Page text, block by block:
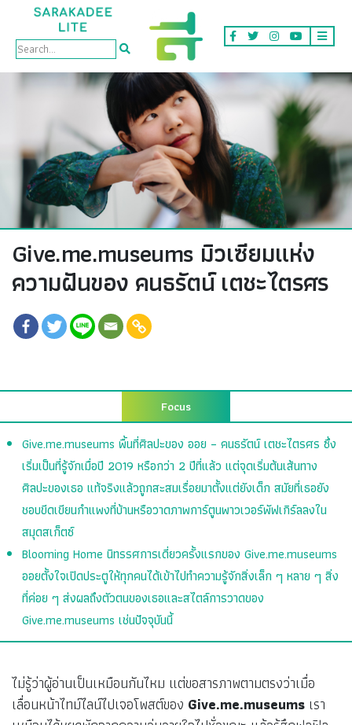
Brand Story
Give.me.museums มิวเซียมแห่ง
ความฝันของ คนธรัตน์ เตชะไตรศร
Focus
Give.me.museums พื้นที่ศิลปะของ ออย – คนธรัตน์ เตชะไตรศร ซึ่ง
เริ่มเป็นที่รู้จักเมื่อปี 2019 หรือกว่า 2 ปีที่แล้ว แต่จุดเริ่มต้นเส้นทาง
ศิลปะของเธอ แท้จริงแล้วถูกสะสมเรื่อยมาตั้งแต่ยังเด็ก สมัยที่เธอยัง
ชอบขีดเขียนกำแพงที่บ้านหรือวาดภาพการ์ตูนพาวเวอร์พัฟเกิร์ลลงใน
สมุดสเก็ตซ์
Blooming Home นิทรรศการเดี่ยวครั้งแรกของ Give.me.museums
ออยตั้งใจเปิดประตูให้ทุกคนได้เข้าไปทำความรู้จักสิ่งเล็ก ๆ หลาย ๆ สิ่ง
ที่ค่อย ๆ ส่งผลถึงตัวตนของเธอและสไตล์การวาดของ
Give.me.museums เช่นปัจจุบันนี้
ไม่รู้ว่าผู้อ่านเป็นเหมือนกันไหม แต่ขอสารภาพตามตรงว่าเมื่อ
เลื่อนหน้าไทม์ไลน์ไปเจอโพสต์ของ Give.me.museums เรา